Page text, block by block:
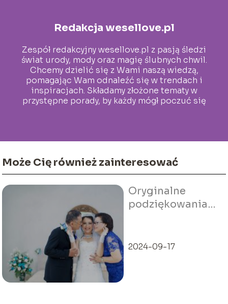
Redakcja wesellove.pl
Zespół redakcyjny wesellove.pl z pasją śledzi
świat urody, mody oraz magię ślubnych chwil.
Chcemy dzielić się z Wami naszą wiedzą,
pomagając Wam odnaleźć się w trendach i
inspiracjach. Składamy złożone tematy w
przystępne porady, by każdy mógł poczuć się
Może Cię również zainteresować
Oryginalne
podziękowania
2024-09-17